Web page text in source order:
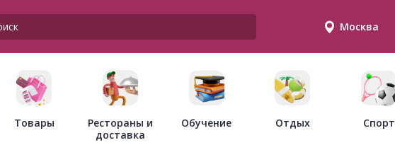
Москва
Товары
Рестораны и
доставка
Обучение Отдых Спорт